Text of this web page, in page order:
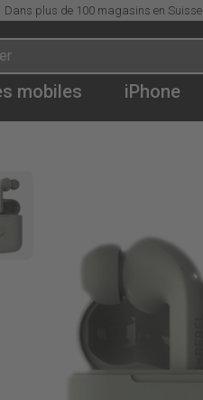
Dans plus de 100 magasins en Suisse
mobiles iPhone